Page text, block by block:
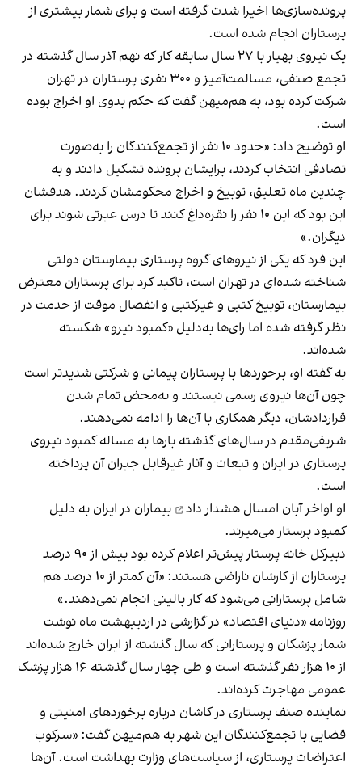
پرونده‌سازی‌ها اخیرا شدت گرفته است و برای شمار بیشتری از
پرستاران انجام شده است.
یک نیروی بهیار با ۲۷ سال سابقه کار که نهم آذر سال گذشته در
تجمع صنفی، مسالمت‌آمیز و ۳۰۰ نفری پرستاران در تهران
شرکت کرده بود، به هم‌میهن گفت که حکم بدوی او اخراج بوده
است.
او توضیح داد: «حدود ۱۰ نفر از تجمع‌کنندگان را به‌صورت
تصادفی انتخاب کردند، برایشان پرونده تشکیل دادند و به
چندین ماه تعلیق، توبیخ و اخراج محکومشان کردند. هدفشان
این بود که این ۱۰ نفر را نقره‌داغ کنند تا درس عبرتی شوند برای
دیگران.»
این فرد که یکی از نیروهای گروه پرستاری بیمارستان دولتی
شناخته ‌شده‌ای در تهران است، تاکید کرد برای پرستاران معترض
بیمارستان، توبیخ کتبی و غیرکتبی و انفصال موقت از خدمت در
نظر گرفته شده اما رای‌ها به‌دلیل «کمبود نیرو» شکسته
شده‌اند.
به گفته او، برخوردها با پرستاران پیمانی و شرکتی شدیدتر است
چون آن‌ها نیروی رسمی نیستند و به‌محض تمام شدن
قراردادشان، دیگر همکاری با آن‌ها را ادامه نمی‌دهند.
شریفی‌مقدم در سال‌های گذشته بارها به مساله کمبود نیروی
پرستاری در ایران و تبعات و آثار غیر‌قابل جبران آن پرداخته
است.
او اواخر آبان امسال هشدار داد
بیماران در ایران به دلیل
کمبود پرستار می‌میرند.
دبیرکل خانه پرستار پیش‌تر اعلام کرده بود بیش از ۹۰ درصد
پرستاران از کارشان ناراضی هستند: «آن کمتر از ۱۰ درصد هم
شامل پرستارانی می‌شود که کار بالینی انجام نمی‌دهند.»
روزنامه «دنیای اقتصاد» در گزارشی در اردیبهشت ماه نوشت
شمار پزشکان و پرستارانی که سال گذشته از ایران خارج شده‌اند
از ۱۰ هزار نفر گذشته است و طی چهار سال گذشته ۱۶ هزار پزشک
عمومی مهاجرت کرده‌اند.
نماینده صنف پرستاری در کاشان درباره برخوردهای امنیتی و
قضایی با تجمع‌کنندگان این شهر به هم‌میهن گفت: «سرکوب
اعتراضات پرستاری، از سیاست‌های وزارت بهداشت است. آن‌ها